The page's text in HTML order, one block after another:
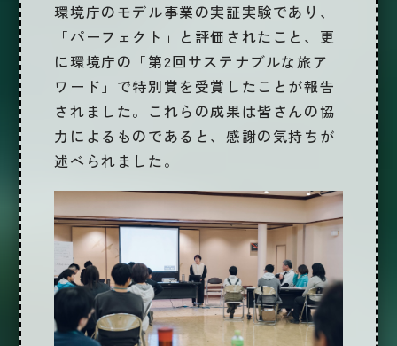
環境庁のモデル事業の実証実験であり、
「パーフェクト」と評価されたこと、更
に環境庁の「第2回サステナブルな旅ア
ワード」で特別賞を受賞したことが報告
されました。これらの成果は皆さんの協
力によるものであると、感謝の気持ちが
述べられました。